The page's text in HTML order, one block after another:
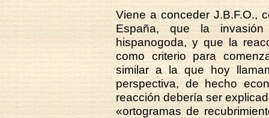
Viene a conceder J.B.F.O.,
España, que la
hispanogoda, y que la
como criterio para
similar a la que hoy
perspectiva, de hecho
reacción debería ser
«ortogramas de